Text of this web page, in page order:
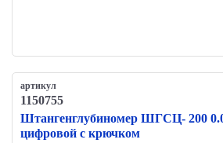
артикул
1150755
Штангенглубиномер ШГСЦ- 200
цифровой с крючком